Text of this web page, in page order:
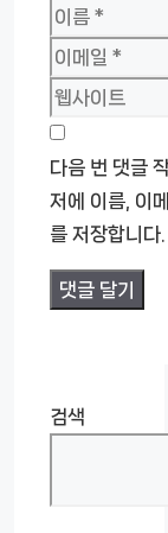
이
름
이
메
일
웹
사
이
트
다음 번 댓글
저에 이름, 이
를 저장합니다.
검색